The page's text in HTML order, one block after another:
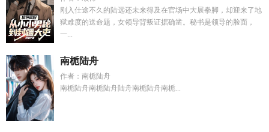
刚入仕途不久的陆远还未来得及在官场中大展拳脚，却迎来了地
狱难度的送命题，女领导背叛证据确凿。秘书是领导的脸面，
一...
南栀陆舟
作者：南栀陆舟
南栀陆舟南栀陆舟陆舟南栀陆舟南栀...